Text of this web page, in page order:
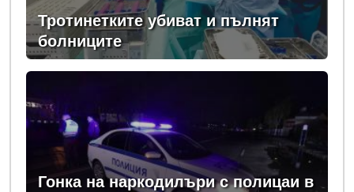
Тротинетките убиват и пълнят
болниците
Гонка на наркодилъри с полицаи в